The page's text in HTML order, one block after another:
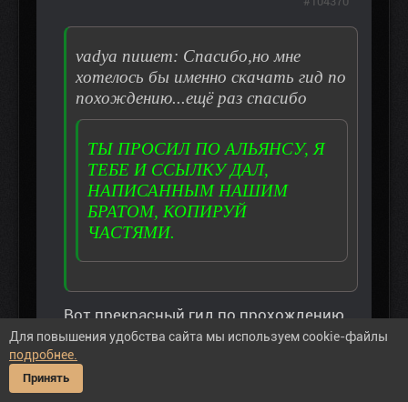
vadya пишет: Спасибо,но мне
хотелось бы именно скачать гид по
похождению...ещё раз спасибо
ТЫ ПРОСИЛ ПО АЛЬЯНСУ, Я
ТЕБЕ И ССЫЛКУ ДАЛ,
НАПИСАННЫМ НАШИМ
БРАТОМ, КОПИРУЙ
ЧАСТЯМИ.
Вот прекрасный гид по прохождению
мода :
Для повышения удобства сайта мы используем cookie-файлы
подробнее.
Принять